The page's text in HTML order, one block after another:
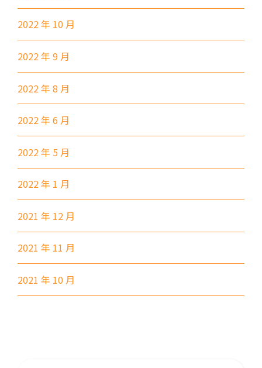
前往方法
西貢分校
巴士
92, 299, 792M
小巴
1A
前往方法
東涌分校
港鐵
巴士
37, 38, E11, E21, E21A, E21X,
E34, E41, E42, S56
前往方法
2022 年 10 月
2022 年 9 月
2022 年 8 月
2022 年 6 月
2022 年 5 月
2022 年 1 月
2021 年 12 月
2021 年 11 月
2021 年 10 月